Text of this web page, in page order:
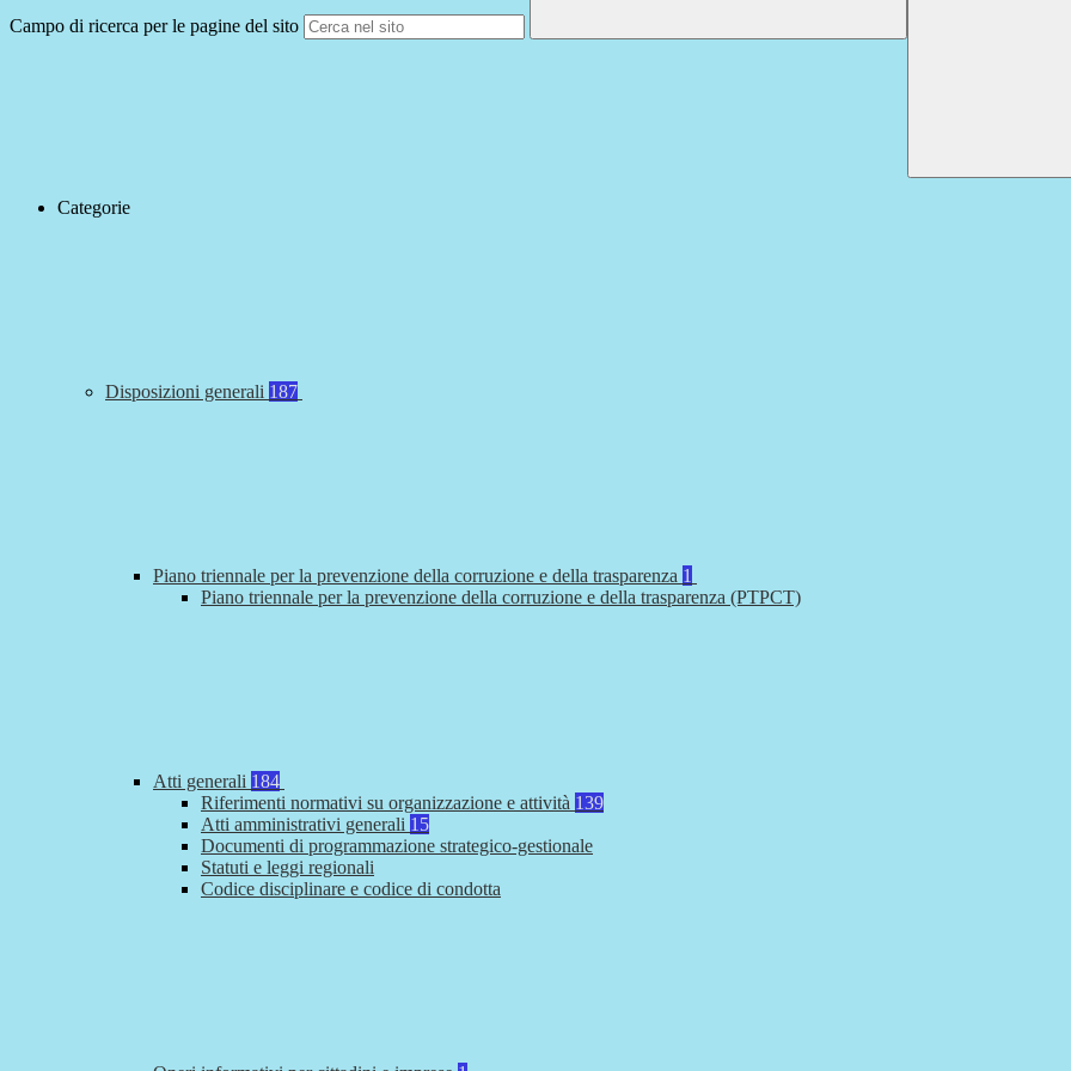
Campo di ricerca per le pagine del sito
Categorie
Disposizioni generali 187
Piano triennale per la prevenzione della corruzione e della trasparenza 1
Piano triennale per la prevenzione della corruzione e della trasparenza (PTPCT)
Atti generali 184
Riferimenti normativi su organizzazione e attività 139
Atti amministrativi generali 15
Documenti di programmazione strategico-gestionale
Statuti e leggi regionali
Codice disciplinare e codice di condotta